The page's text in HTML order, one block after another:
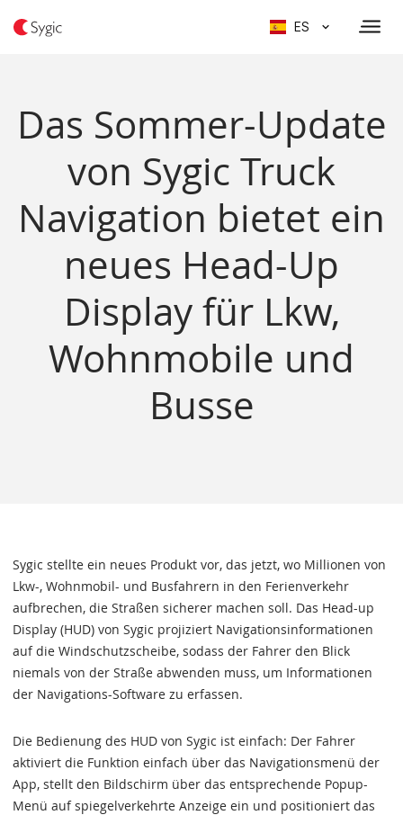
ES
Das Sommer-Update
von Sygic Truck
Navigation bietet ein
neues Head-Up
Display für Lkw,
Wohnmobile und
Busse
Sygic stellte ein neues Produkt vor, das jetzt, wo Millionen von
Lkw-, Wohnmobil- und Busfahrern in den Ferienverkehr
aufbrechen, die Straßen sicherer machen soll. Das Head-up
Display (HUD) von Sygic projiziert Navigationsinformationen
auf die Windschutzscheibe, sodass der Fahrer den Blick
niemals von der Straße abwenden muss, um Informationen
der Navigations-Software zu erfassen.
Die Bedienung des HUD von Sygic ist einfach: Der Fahrer
aktiviert die Funktion einfach über das Navigationsmenü der
App, stellt den Bildschirm über das entsprechende Popup-
Menü auf spiegelverkehrte Anzeige ein und positioniert das